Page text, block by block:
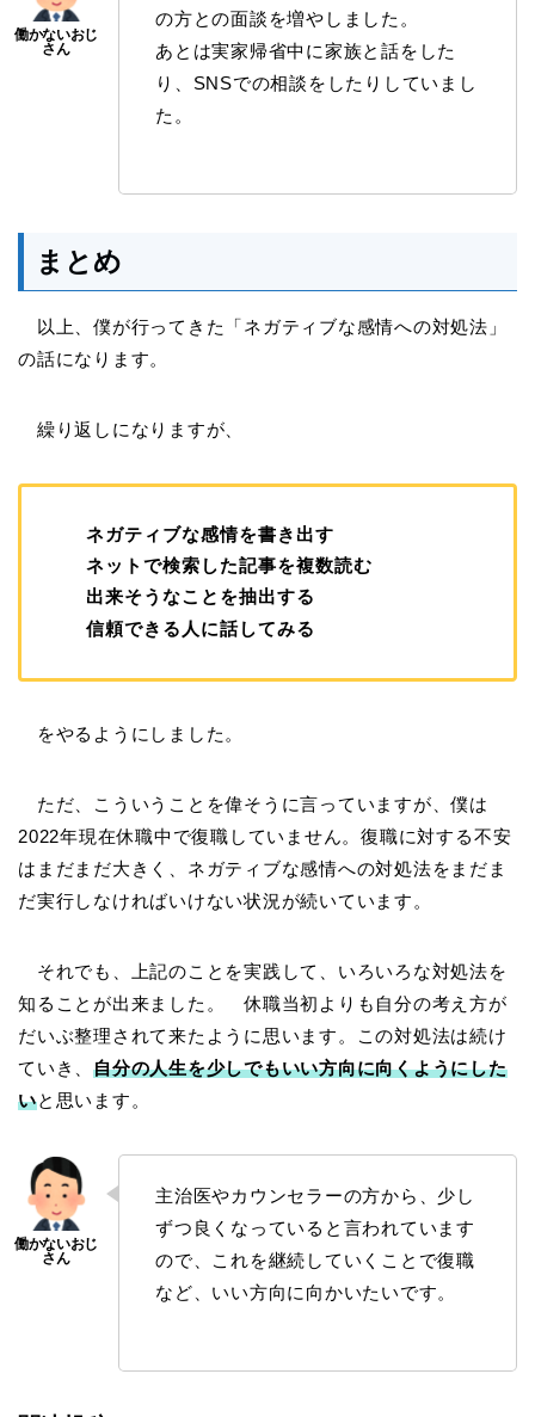
の方との面談を増やしました。
あとは実家帰省中に家族と話をした
り、SNSでの相談をしたりしていまし
た。
まとめ
以上、僕が行ってきた「ネガティブな感情への対処法」
の話になります。
繰り返しになりますが、
ネガティブな感情を書き出す
ネットで検索した記事を複数読む
出来そうなことを抽出する
信頼できる人に話してみる
をやるようにしました。
ただ、こういうことを偉そうに言っていますが、僕は
2022年現在休職中で復職していません。復職に対する不安
はまだまだ大きく、ネガティブな感情への対処法をまだま
だ実行しなければいけない状況が続いています。
それでも、上記のことを実践して、いろいろな対処法を
知ることが出来ました。 休職当初よりも自分の考え方が
だいぶ整理されて来たように思います。この対処法は続け
ていき、自分の人生を少しでもいい方向に向くようにした
いと思います。
主治医やカウンセラーの方から、少し
ずつ良くなっていると言われています
ので、これを継続していくことで復職
など、いい方向に向かいたいです。